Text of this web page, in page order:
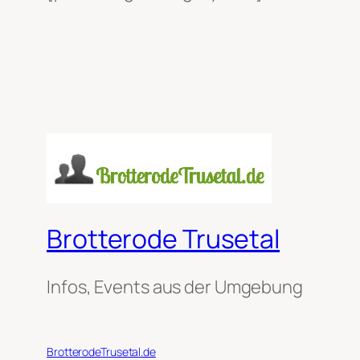
Brotterode Trusetal
Infos, Events aus der Umgebung
BrotterodeTrusetal.de